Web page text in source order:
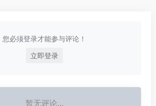
您必须登录才能参与评论！
立即登录
暂无评论...